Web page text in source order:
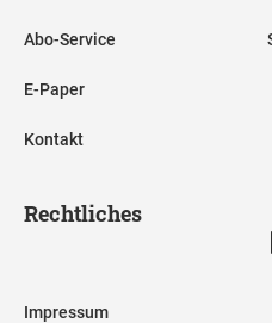
Abo-Service
E-Paper
Kontakt
Rechtliches
Impressum